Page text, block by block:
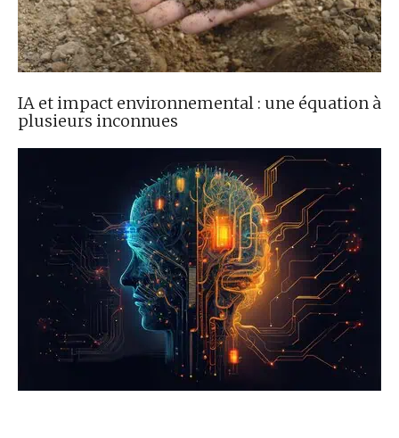
IA et impact environnemental : une équation à
plusieurs inconnues